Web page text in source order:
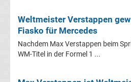
Bundesliga
Erg.
Weltmeister Verstappen
Fiasko für Mercedes
Nachdem Max Verstappen beim
WM-Titel in der Formel 1 ...